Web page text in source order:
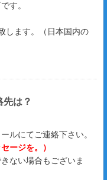
す。
します。（日本国内の
先は？
ルにてご連絡下さい。
ージを。）
ない場合もございま